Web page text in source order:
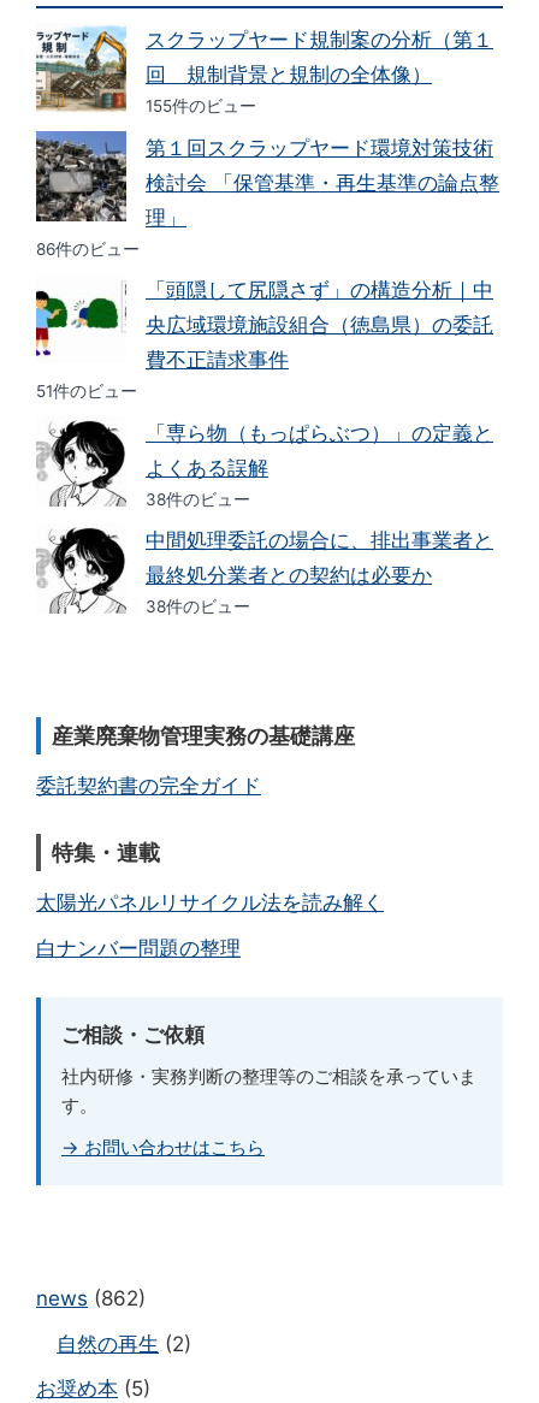
スクラップヤード規制案の分析（第１
回 規制背景と規制の全体像）
155件のビュー
第１回スクラップヤード環境対策技術
検討会 「保管基準・再生基準の論点整
理」
86件のビュー
「頭隠して尻隠さず」の構造分析｜中
央広域環境施設組合（徳島県）の委託
費不正請求事件
51件のビュー
「専ら物（もっぱらぶつ）」の定義と
よくある誤解
38件のビュー
中間処理委託の場合に、排出事業者と
最終処分業者との契約は必要か
38件のビュー
産業廃棄物管理実務の基礎講座
委託契約書の完全ガイド
特集・連載
太陽光パネルリサイクル法を読み解く
白ナンバー問題の整理
ご相談・ご依頼
社内研修・実務判断の整理等のご相談を承っていま
す。
→ お問い合わせはこちら
news (862)
自然の再生 (2)
お奨め本 (5)